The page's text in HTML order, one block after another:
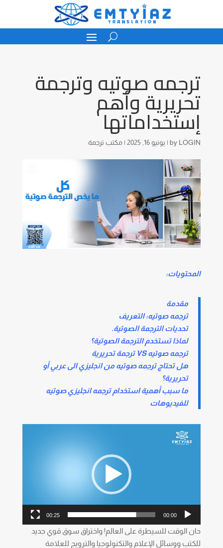
ترجمه صوتيه وترجمة
تحريرية وأهم
إستخداماتها
by LOGIN
| يونيو 16, 2025 | مكتب ترجمة
المحتويات:
مقدمة
ترجمه صوتيه: التعريف
تحديات الترجمة الصوتية.
لماذا تستخدم الترجمة الصوتية؟
ترجمه صوتيه VS ترجمة تحريرية
هل تحتاج ترجمه صوتيه من انجليزي الى عربي أو
تحريرية؟
ما سبب أهمية استخدام ترجمه انجليزي صوتيه
للفيديوهات
مشغل
الفيديو
00:00
00:25
حان الوقت للسيطرة على العالم! واختراق سوق قوي جديد
للكتب ووسائل الإعلام والتكنولوجيا والترويج للعلامة